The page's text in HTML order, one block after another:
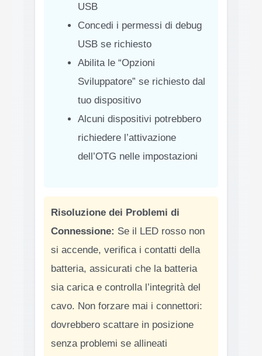
USB
Concedi i permessi di debug
USB se richiesto
Abilita le “Opzioni
Sviluppatore” se richiesto dal
tuo dispositivo
Alcuni dispositivi potrebbero
richiedere l’attivazione
dell’OTG nelle impostazioni
Risoluzione dei Problemi di
Connessione: Se il LED rosso non
si accende, verifica i contatti della
batteria, assicurati che la batteria
sia carica e controlla l’integrità del
cavo. Non forzare mai i connettori:
dovrebbero scattare in posizione
senza problemi se allineati